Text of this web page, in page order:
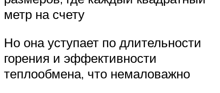
метр на счету
Но она уступает по длительности
горения и эффективности
теплообмена, что немаловажно